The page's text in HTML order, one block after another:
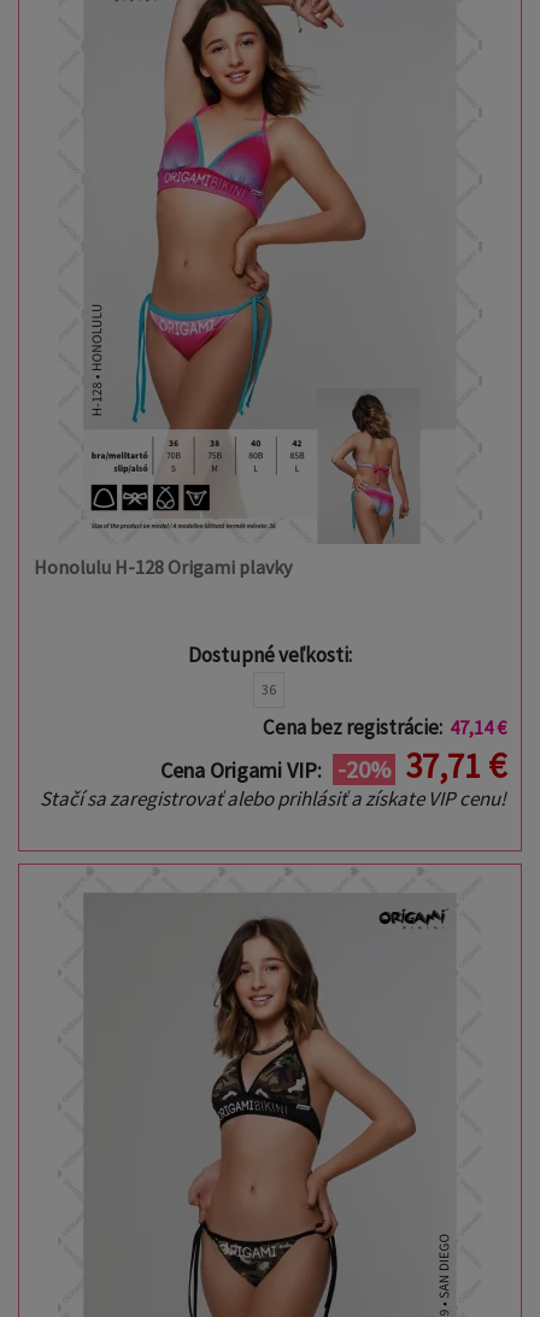
Honolulu H-128 Origami plavky
Dostupné veľkosti:
36
Cena bez registrácie: 47,14 €
Cena Origami VIP: -20% 37,71 €
Stačí sa zaregistrovať alebo prihlásiť a získate VIP cenu!